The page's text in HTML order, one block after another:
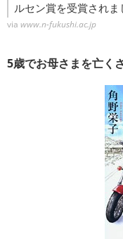
ルセン賞を受賞されま
via www.n-fukushi.ac.jp
5歳でお母さまを亡く